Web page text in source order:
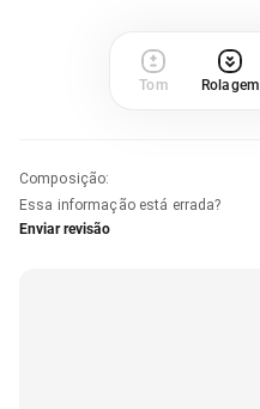
Tom Rolagem
Composição:
Essa informação está errada?
Enviar revisão